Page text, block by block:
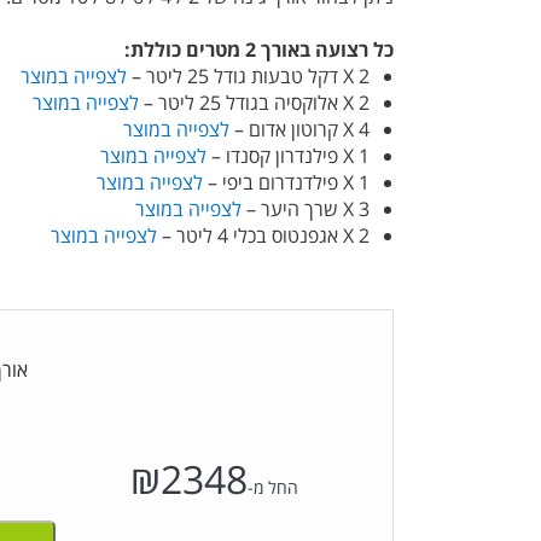
כל רצועה באורך 2 מטרים כוללת:
2 X דקל טבעות גודל 25 ליטר –
לצפייה במוצר
2 X אלוקסיה בגודל 25 ליטר –
לצפייה במוצר
4 X קרוטון אדום –
לצפייה במוצר
1 X פילנדרון קסנדו –
לצפייה במוצר
1 X פילדנדרום ביפי –
לצפייה במוצר
3 X שרך היער –
לצפייה במוצר
2 X אגפנטוס בכלי 4 ליטר –
לצפייה במוצר
החל מ- ₪2348